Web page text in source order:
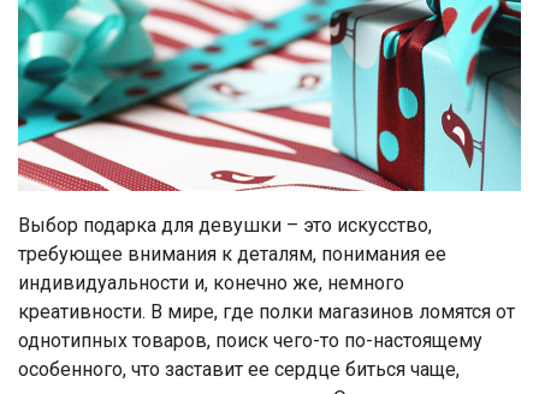
Выбор подарка для девушки – это искусство,
требующее внимания к деталям, понимания ее
индивидуальности и, конечно же, немного
креативности. В мире, где полки магазинов ломятся от
однотипных товаров, поиск чего-то по-настоящему
особенного, что заставит ее сердце биться чаще,